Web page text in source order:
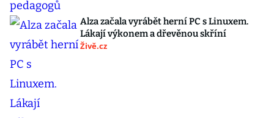
Alza začala vyrábět herní PC s Linuxem.
Lákají výkonem a dřevěnou skříní
Živě.cz